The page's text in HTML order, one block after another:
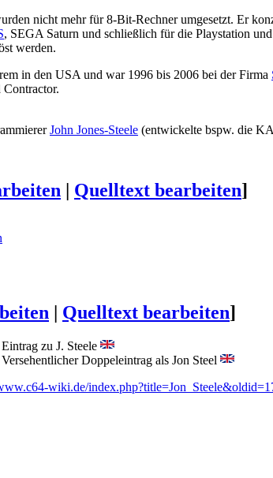
nicht mehr für 8-Bit-Rechner umgesetzt. Er
, SEGA Saturn und schließlich für die Playstation
werden.
in den USA und war 1996 bis 2006 bei der Firma
Contractor.
John Jones-Steele (entwickelte bspw. die
| Quelltext bearbeiten]
| Quelltext bearbeiten]
Eintrag zu J. Steele
Versehentlicher Doppeleintrag als Jon Steel
wiki.de/